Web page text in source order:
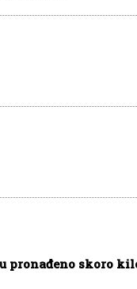
pronađeno skoro